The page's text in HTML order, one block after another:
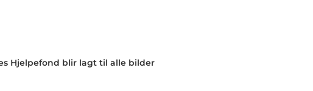
Hjelpefond blir lagt til alle bilder